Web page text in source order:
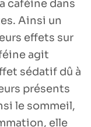
caféine dans
Ainsi un
effets sur
agit
sédatif dû à
présents
le sommeil,
elle